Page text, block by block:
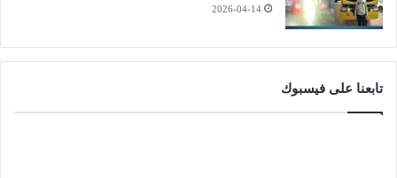
2026-04-14
تابعنا على فيسبوك